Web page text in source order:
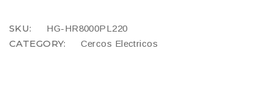
SKU: HG-HR8000PL220
CATEGORY: Cercos Electricos